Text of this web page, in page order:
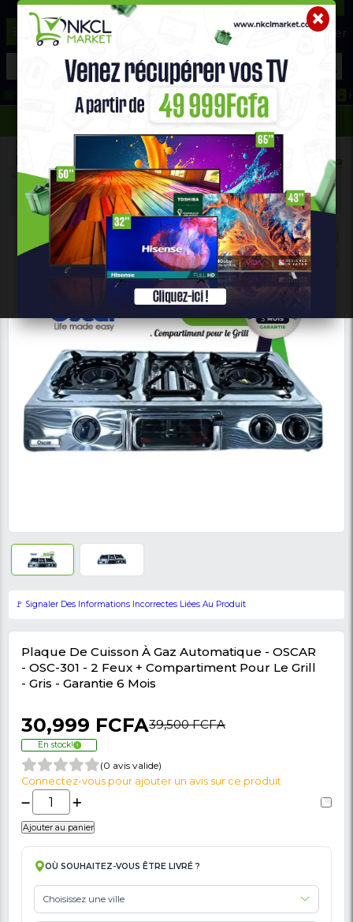
☰ Aide ?
Promo Congélateur Telephone Hightech
693 71 25 25 652 36 21 34
Gros Électro Ménager Plaque À Gaz
🚩 Signaler Des Informations Incorrectes Liées Au Produit
Plaque De Cuisson À Gaz Automatique -
- OSC-301 - 2 Feux + Compartiment Pour
30,999 FCFA